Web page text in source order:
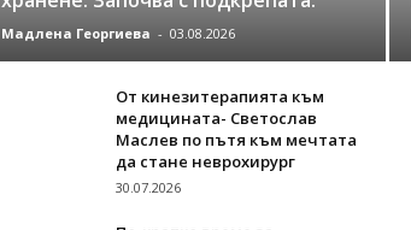
Мадлена Георгиева - 03.08.2026
От кинезитерапията към
медицината- Светослав
Маслев по пътя към мечтата
да стане неврохирург
30.07.2026